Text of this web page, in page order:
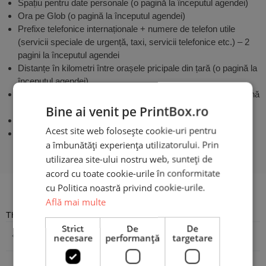
Spațiu pentru date personale (o pagină la începutul agendei)
Ora pe Glob (o pagină la începutul agendei)
Prefixe telefonice internaționale + numere de telefon utile
(servicii speciale de urgență, taxi, servicii telefonice etc.) – 2
pagini la începutul agendei
Distanțe în kilometri între orașele pricipale din țară (o pagină la
începutul agendei)
Unități de măsură și greutate + tabel de transformare (o pagină
la începutul agendei)
Pagini pentru agenda telefonică (la sfârșitul agendei)
Harta României pe ultima pagina și copertă
Recenzii
There are no reviews yet
Adaugă o recenzie
Bine ai venit pe PrintBox.ro
Acest site web folosește cookie-uri pentru
a îmbunătăți experiența utilizatorului. Prin
utilizarea site-ului nostru web, sunteți de
acord cu toate cookie-urile în conformitate
cu Politica noastră privind cookie-urile.
Află mai multe
Strict
necesare
De
performanță
De
targetare